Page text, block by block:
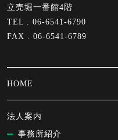
立売堀一番館4階
TEL . 06-6541-6790
FAX . 06-6541-6789
HOME
法人案内
事務所紹介